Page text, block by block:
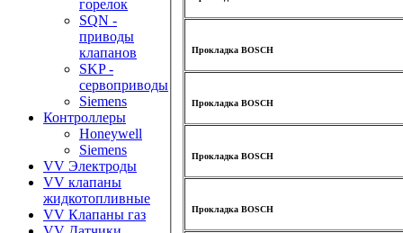
горелок
SQN -
приводы
клапанов
SKP -
сервоприводы
Siemens
Контроллеры
Honeywell
Siemens
VV Электроды
VV клапаны
жидкотопливные
VV Клапаны газ
Прокладка BOSCH
Прокладка BOSCH
Прокладка BOSCH
Прокладка BOSCH